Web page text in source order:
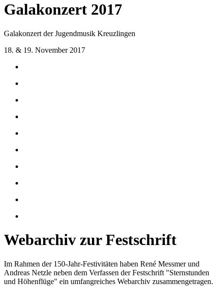
Galakonzert 2017
Galakonzert der Jugendmusik Kreuzlingen
18. & 19. November 2017
Webarchiv zur Festschrift
Im Rahmen der 150-Jahr-Festivitäten haben René Messmer und
Andreas Netzle neben dem Verfassen der Festschrift "Sternstunden
und Höhenflüge" ein umfangreiches Webarchiv zusammengetragen.